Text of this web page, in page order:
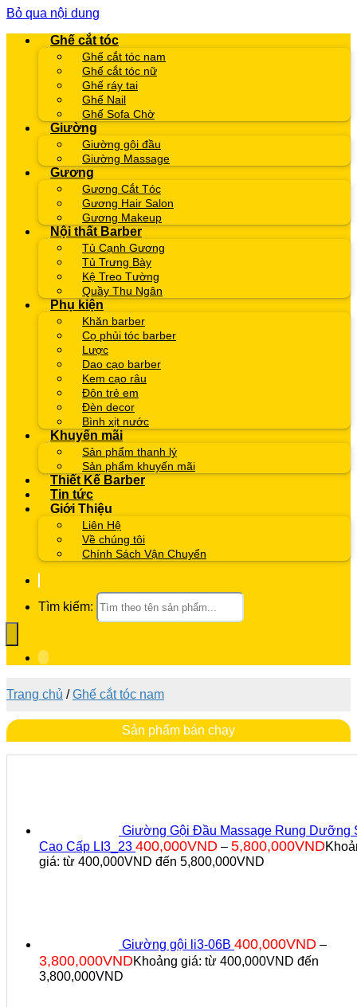
Bỏ qua nội dung
Ghế cắt tóc
Ghế cắt tóc nam
Ghế cắt tóc nữ
Ghế ráy tai
Ghế Nail
Ghế Sofa Chờ
Giường
Giường gội đầu
Giường Massage
Gương
Gương Cắt Tóc
Gương Hair Salon
Gương Makeup
Nội thất Barber
Tủ Cạnh Gương
Tủ Trưng Bày
Kệ Treo Tường
Quầy Thu Ngân
Phụ kiện
Khăn barber
Cọ phủi tóc barber
Lược
Dao cạo barber
Kem cạo râu
Đôn trẻ em
Đèn decor
Bình xịt nước
Khuyến mãi
Sản phẩm thanh lý
Sản phẩm khuyến mãi
Thiết Kế Barber
Tin tức
Giới Thiệu
Liên Hệ
Về chúng tôi
Chính Sách Vận Chuyển
Tìm kiếm:
Trang chủ / Ghế cắt tóc nam
Sản phẩm bán chạy
Giường Gội Đầu Massage Rung Dưỡng
Cao Cấp LI3_23 400,000VND – 5,800,000VND
giá: từ 400,000VND đến 5,800,000VND
Giường gội li3-06B 400,000VND –
3,800,000VNDKhoảng giá: từ 400,000VND đến
3,800,000VND